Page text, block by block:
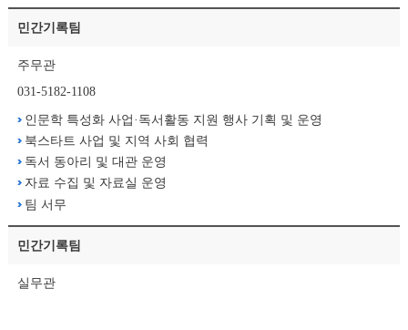
민간기록팀
주무관
031-5182-1108
인문학 특성화 사업·독서활동 지원 행사 기획 및 운영
북스타트 사업 및 지역 사회 협력
독서 동아리 및 대관 운영
자료 수집 및 자료실 운영
팀 서무
민간기록팀
실무관